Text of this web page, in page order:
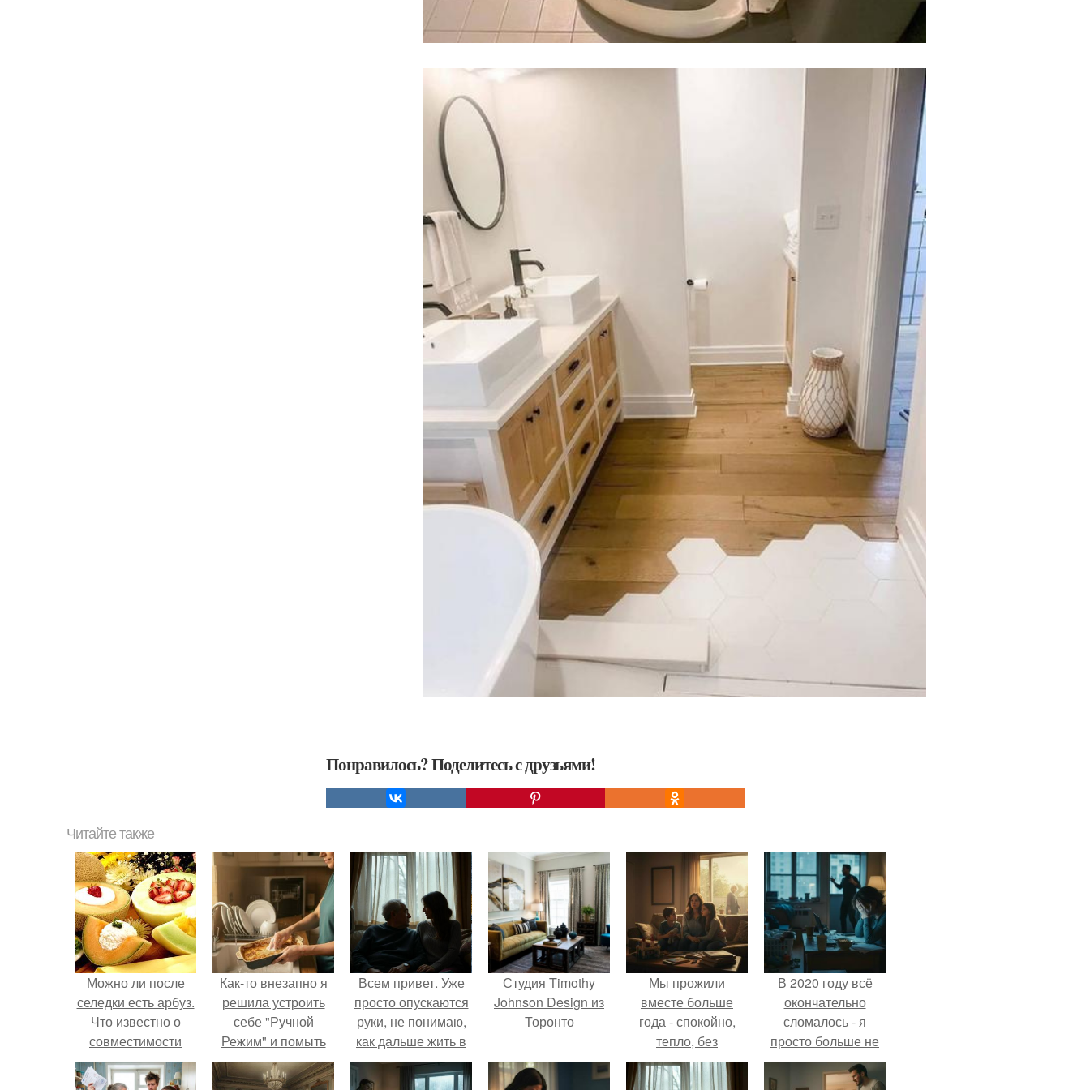
Понравилось? Поделитесь с друзьями!
Читайте также
Можно ли после
селедки есть арбуз.
Что известно о
совместимости
продуктов
Как-то внезапно я
решила устроить
себе "Ручной
Режим" и помыть
посуду без помощи
техники.
Всем привет. Уже
просто опускаются
руки, не понимаю,
как дальше жить в
этой ситуации.
Студия Timothy
Johnson Design из
Торонто
Мы прожили
вместе больше
года - спокойно,
тепло, без
конфликтов.
В 2020 году всё
окончательно
сломалось - я
просто больше не
тянула всё одна.